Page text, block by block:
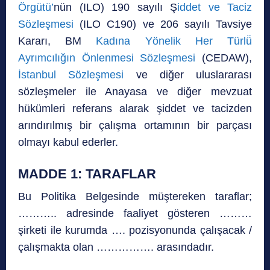
Örgütü’nün (ILO) 190 sayılı Şiddet ve Taciz
Sözleşmesi (ILO C190) ve 206 sayılı Tavsiye
Kararı, BM Kadına Yönelik Her Türlü̈
Ayrımcılığın Önlenmesi Sözleşmesi (CEDAW),
İstanbul Sözleşmesi ve diğer uluslararası
sözleşmeler ile Anayasa ve diğer mevzuat
hükümleri referans alarak şiddet ve tacizden
arındırılmış bir çalışma ortamının bir parçası
olmayı kabul ederler.
MADDE 1: TARAFLAR
Bu Politika Belgesinde müştereken taraflar;
……….. adresinde faaliyet gösteren ………
şirketi ile kurumda …. pozisyonunda çalışacak /
çalışmakta olan ……………. arasındadır.